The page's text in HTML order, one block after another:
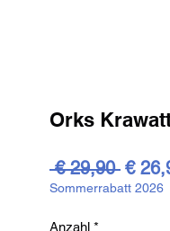
Orks
€ 29,90 €
Sommerrabatt 2026
Anzahl *